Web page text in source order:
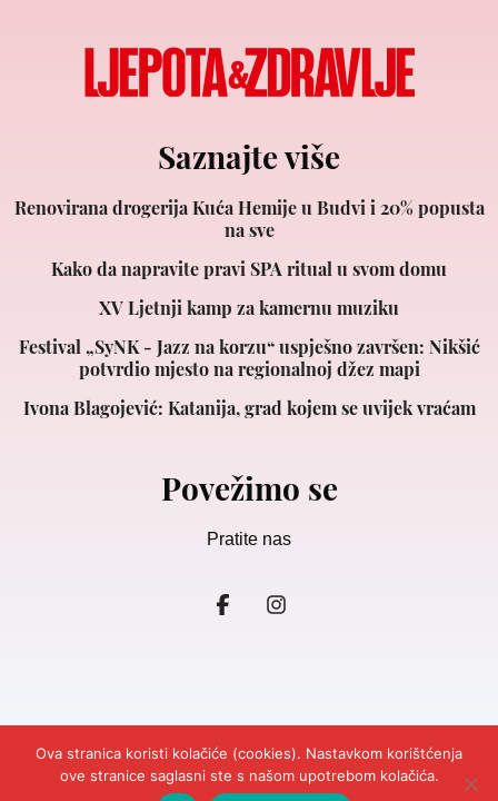
Saznajte više
Renovirana drogerija Kuća Hemije u Budvi i 20% popusta
na sve
Kako da napravite pravi SPA ritual u svom domu
XV Ljetnji kamp za kamernu muziku
Festival „SyNK - Jazz na korzu“ uspješno završen: Nikšić
potvrdio mjesto na regionalnoj džez mapi
Ivona Blagojević: Katanija, grad kojem se uvijek vraćam
Povežimo se
Pratite nas
© 2026Ljepota&Zdravlje Crna Gora.Design and DevelopmentCubes.
Ova stranica koristi kolačiće (cookies). Nastavkom korištćenja
ove stranice saglasni ste s našom upotrebom kolačića.